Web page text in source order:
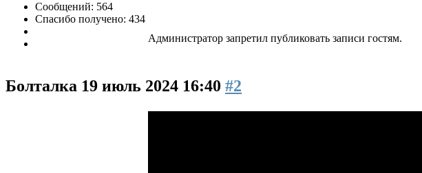
Сообщений: 564
Спасибо получено: 434
Администратор запретил публиковать записи гостям.
Болталка 19 июль 2024 16:40 #2